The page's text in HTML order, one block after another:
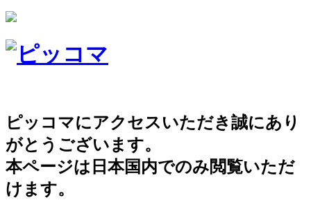
ピッコマにアクセスいただき誠にあり
がとうございます。
本ページは日本国内でのみ閲覧いただ
けます。